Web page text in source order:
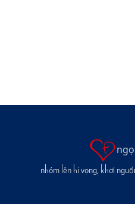
nhóm lên hi vọng, khơi